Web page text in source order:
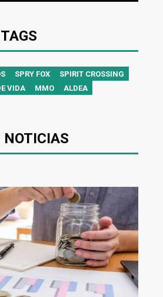
TAGS
SPRY FOX
SPIRIT CROSSING
VIDA
MMO ALDEA
NOTICIAS